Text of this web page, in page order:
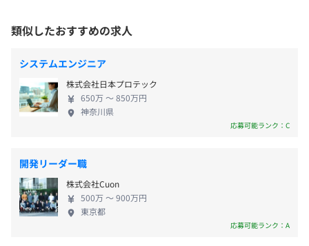
・開発：iOS（Swift)、PHP（サーバサイド）、AI、デー
タサイエンス
・インフラ：AWS（EC2、Lambda、S3、API Gateway、
CloudFront、RDS、DynamoDB、Cognito)
・通常開発スキル（Swift、PHP）に加え、AI（機械学
習、データサイエンス）の経験、実績、知識の蓄積
・大手キャリアのR&D部門と連携をしながらの最先端技術
の習得、技術調査能力の向上
◆年間休日：123日
◆夏季休暇
◆年末年始休暇
◆慶弔休暇
◆有給休暇（初年度10日）★有給休暇取得率78.6％
◆介護休暇
職種：Engineer job インフラエンジニア（ネットワ
ーク・サーバー・クラウド・データベース・セキュ
リティ） 開発エンジニア（システム・WEB・組み込
み・モバイル） Maas、移動体通信、ICT、ITサポー
ト事務、デザイン BREXA Technologyの強みは、対
応可能な分野、領域、技術の幅広さや奥深さです。
利益をM＆Aなどによる技術メニューの拡大に積極投
品・サービスを調達してくる商社としての機能や、
高度なSI機能も有し、さらには自社でパッケージサ
ービスや プロダクトを生み出す開発会社としての顔
も持っています。 そのため、対応可能な技術領域は
SIからインフラ基盤構築、アプリ開発、 WEBサイト
類似したおすすめの求人
システムエンジニア
株式会社日本プロテック
650万 〜 850万円
神奈川県
応募可能ランク：C
開発リーダー職
株式会社Cuon
500万 〜 900万円
東京都
応募可能ランク：A